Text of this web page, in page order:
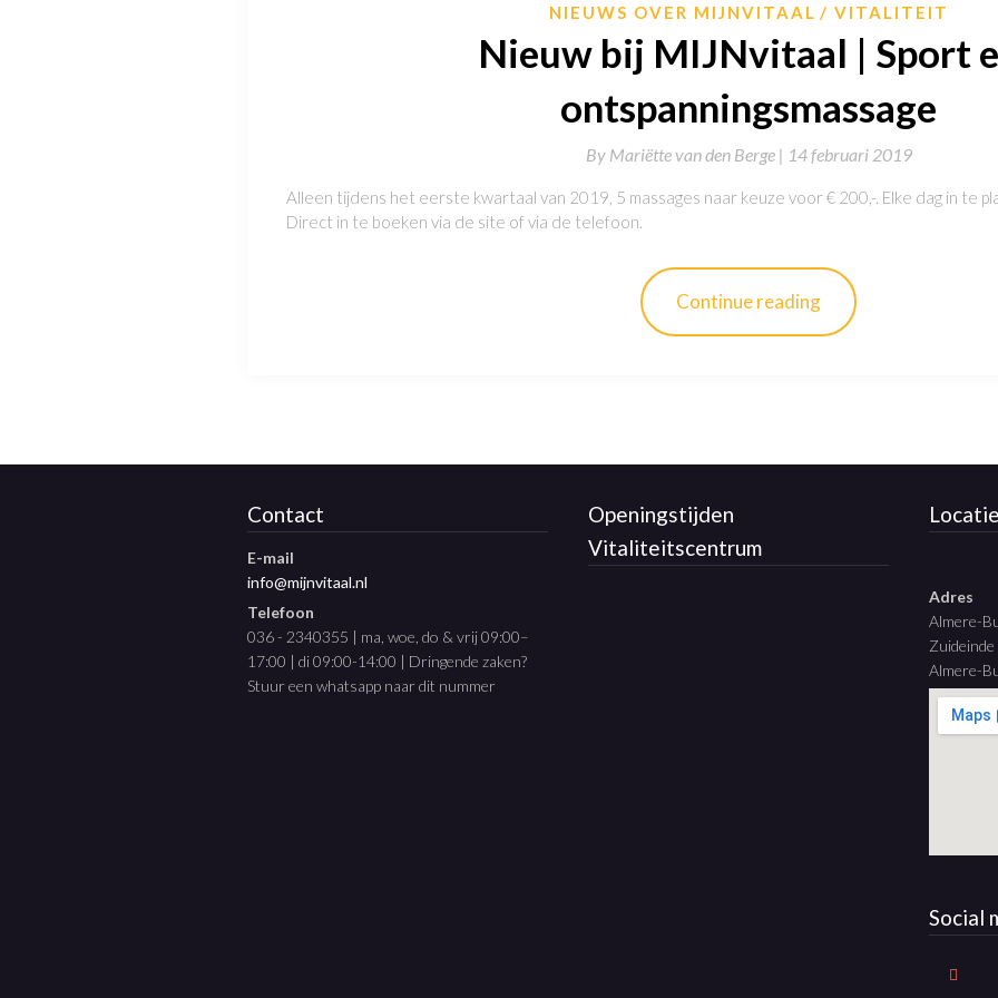
NIEUWS OVER MIJNVITAAL VITALITEIT
Nieuw bij MIJNvitaal | Sport
ontspanningsmassage
By Mariëtte van den Berge | 14 februari 2019
Alleen tijdens het eerste kwartaal van 2019, 5 massages naar keuze voor € 200,-. Elke dag in te
Direct in te boeken via de site of via de telefoon.
Continue reading
Contact
E-mail
info@mijnvitaal.nl
Telefoon
036 - 2340355 | ma, woe, do & vrij 09:00–
17:00 | di 09:00-14:00 | Dringende zaken?
Stuur een whatsapp naar dit nummer
Openingstijden
Vitaliteitscentrum
Locatie
Adres
Almere-
Zuideinde
Almere-
Social